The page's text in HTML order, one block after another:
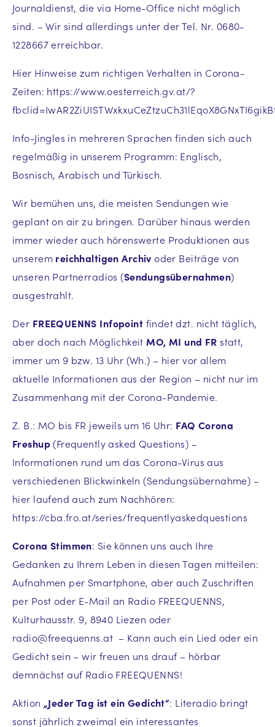
Journaldienst, die via Home-Office nicht möglich
sind. – Wir sind allerdings unter der Tel. Nr. 0680-
1228667 erreichbar.
Hier Hinweise zum richtigen Verhalten in Corona-
Zeiten: https://www.oesterreich.gv.at/?
Info-Jingles in mehreren Sprachen finden sich auch
regelmäßig in unserem Programm: Englisch,
Bosnisch, Arabisch und Türkisch.
Wir bemühen uns, die meisten Sendungen wie
geplant on air zu bringen. Darüber hinaus werden
immer wieder auch hörenswerte Produktionen aus
unserem reichhaltigen Archiv oder Beiträge von
unseren Partnerradios (Sendungsübernahmen)
ausgestrahlt.
Der FREEQUENNS Infopoint findet dzt. nicht täglich,
aber doch nach Möglichkeit MO, MI und FR statt,
immer um 9 bzw. 13 Uhr (Wh.) – hier vor allem
aktuelle Informationen aus der Region – nicht nur im
Zusammenhang mit der Corona-Pandemie.
Z. B.: MO bis FR jeweils um 16 Uhr: FAQ Corona
Freshup(Frequently asked Questions) –
Informationen rund um das Corona-Virus aus
verschiedenen Blickwinkeln (Sendungsübernahme) –
hier laufend auch zum Nachhören:
https://cba.fro.at/series/frequentlyaskedquestions
Corona Stimmen: Sie können uns auch Ihre
Gedanken zu Ihrem Leben in diesen Tagen mitteilen:
Aufnahmen per Smartphone, aber auch Zuschriften
per Post oder E-Mail an Radio FREEQUENNS,
Kulturhausstr. 9, 8940 Liezen oder
radio@freequenns.at – Kann auch ein Lied oder ein
Gedicht sein – wir freuen uns drauf – hörbar
demnächst auf Radio FREEQUENNS!
Aktion „Jeder Tag ist ein Gedicht“: Literadio bringt
sonst jährlich zweimal ein interessantes